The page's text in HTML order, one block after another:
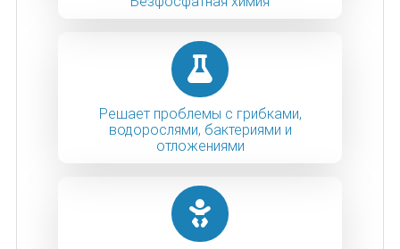
Решает проблемы с грибками,
водорослями, бактериями и
отложениями